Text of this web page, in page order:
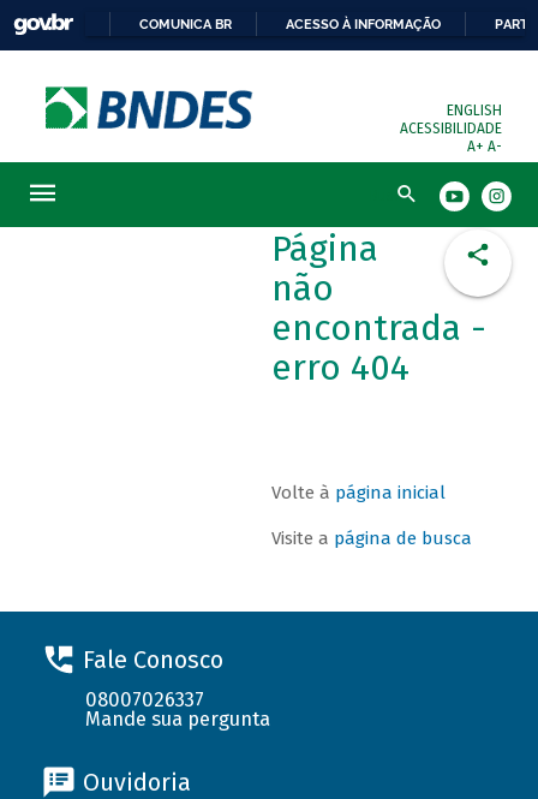
COMUNICA BR ACESSO À INFORMAÇÃO
ENGLISH
ACESSIBILIDADE
A+ A-
Busca
Página
não
encontrada -
erro 404
Volte à página inicial
Visite a página de busca
Fale Conosco
08007026337
Mande sua pergunta
Ouvidoria